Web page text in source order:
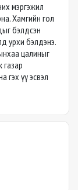
мэргэжил
Хамгийн гол
бэлдсэн
урхи бэлдэнэ.
цалиныг
гэх үү эсвэл